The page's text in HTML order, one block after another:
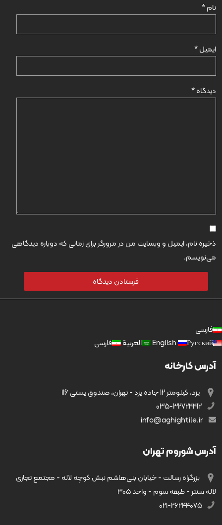
دیدگاه*
نام*
ایمیل*
ذخیره نام، ایمیل و وبسایت من در مرورگر برای زمانی که دوباره دیدگاهی
می‌نویسم.
فارسی
English
Русский العربية فارسی
آدرس کارخانه
یزد، کیلومتر 12 جاده یزد - تهران، صندوق پستی 116
آدرس شوروم تهران
بزرگراه رسالت - خیابان بنی‌هاشم نبش کوچه لاله - مجتمع تجاری
لاله سنتر - طبقه سوم - واحد ۳۰۵
۰۲۱-۲۶۲۴۴۰۷۵